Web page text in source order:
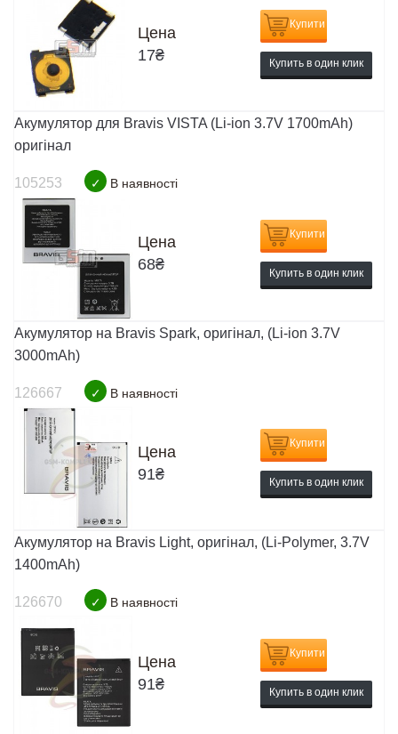
Цена
17₴
Купити
Купить в один клик
Акумулятор для Bravis VISTA (Li-ion 3.7V 1700mAh)
оригінал
105253 ✓ В наявності
Цена
68₴
Купити
Купить в один клик
Акумулятор на Bravis Spark, оригінал, (Li-ion 3.7V
3000mAh)
126667 ✓ В наявності
Цена
91₴
Купити
Купить в один клик
Акумулятор на Bravis Light, оригінал, (Li-Polymer, 3.7V
1400mAh)
126670 ✓ В наявності
Цена
91₴
Купити
Купить в один клик